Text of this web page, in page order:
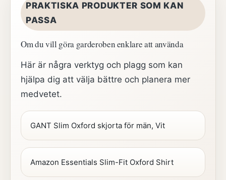
PRAKTISKA PRODUKTER SOM KAN
PASSA
Om du vill göra garderoben enklare att använda
Här är några verktyg och plagg som kan
hjälpa dig att välja bättre och planera mer
medvetet.
GANT Slim Oxford skjorta för män, Vit
Amazon Essentials Slim-Fit Oxford Shirt